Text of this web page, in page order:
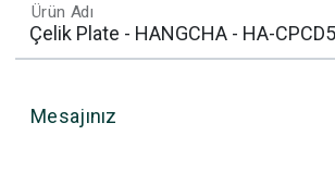
Ürün Adı
Mesajınız